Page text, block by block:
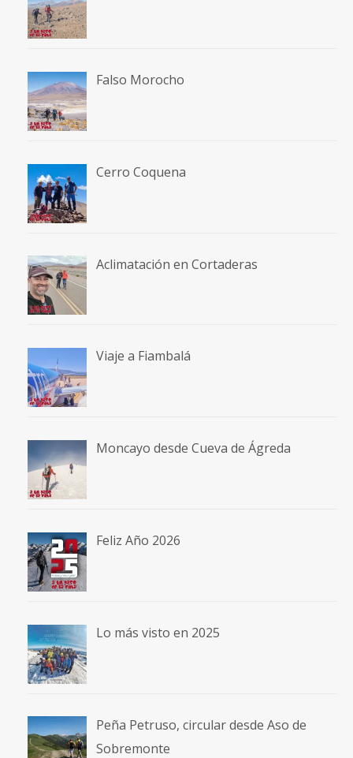
Falso Morocho
Cerro Coquena
Aclimatación en Cortaderas
Viaje a Fiambalá
Moncayo desde Cueva de Ágreda
Feliz Año 2026
Lo más visto en 2025
Peña Petruso, circular desde Aso de
Sobremonte